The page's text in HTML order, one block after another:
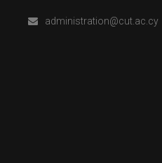
administration@cut.ac.cy